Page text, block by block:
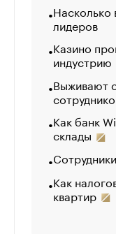
Насколько
лидеров
Казино
индустрию
Выживают
Как банк
склады
Как
квартир